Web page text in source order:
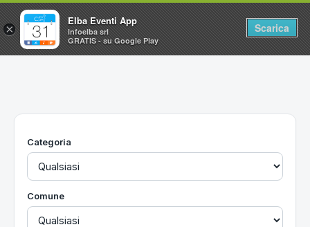
Home
Utilità
Categoria
Comune
×
Elba Eventi App
Infoelba srl
GRATIS - su Google Play
Scarica